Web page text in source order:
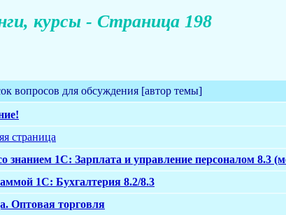
курсы - Страница 198
вопросов для обсуждения [автор темы]
страница
знанием 1С: Зарплата и управление персоналом 8.3
1С: Бухгалтерия 8.2/8.3
Оптовая торговля